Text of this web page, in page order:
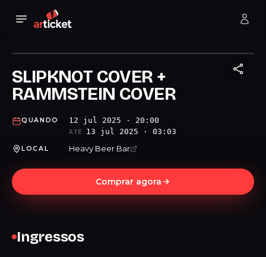
SLIPKNOT COVER +
RAMMSTEIN COVER
QUANDO 12 jul 2025 · 20:00
ATÉ 13 jul 2025 · 03:03
LOCAL Heavy Beer Bar
Comprar agora
Ingressos